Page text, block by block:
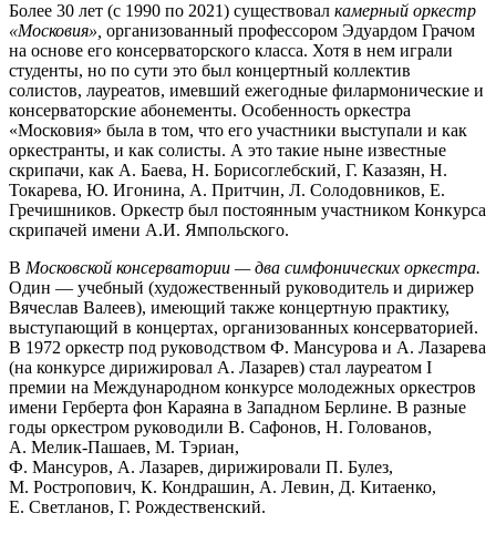
Более 30 лет (с 1990 по 2021) существовал камерный оркестр
«Московия», организованный профессором Эдуардом Грачом
на основе его консерваторского класса. Хотя в нем играли
студенты, но по сути это был концертный коллектив
солистов, лауреатов, имевший ежегодные филармонические и
консерваторские абонементы. Особенность оркестра
«Московия» была в том, что его участники выступали и как
оркестранты, и как солисты. А это такие ныне известные
скрипачи, как А. Баева, Н. Борисоглебский, Г. Казазян, Н.
Токарева, Ю. Игонина, А. Притчин, Л. Солодовников, Е.
Гречишников. Оркестр был постоянным участником Конкурса
скрипачей имени А.И. Ямпольского.
В Московской консерватории — два симфонических оркестра.
Один — учебный (художественный руководитель и дирижер
Вячеслав Валеев), имеющий также концертную практику,
выступающий в концертах, организованных консерваторией.
В 1972 оркестр под руководством Ф. Мансурова и А. Лазарева
(на конкурсе дирижировал А. Лазарев) стал лауреатом I
премии на Международном конкурсе молодежных оркестров
имени Герберта фон Караяна в Западном Берлине. В разные
годы оркестром руководили В. Сафонов, Н. Голованов,
А. Мелик-Пашаев, М. Тэриан,
Ф. Мансуров, А. Лазарев, дирижировали П. Булез,
М. Ростропович, К. Кондрашин, А. Левин, Д. Китаенко,
Е. Светланов, Г. Рождественский.